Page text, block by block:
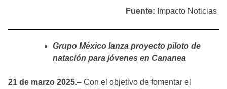
Fuente: Impacto Noticias
Grupo México lanza proyecto piloto de
natación para jóvenes en Cananea
21 de marzo 2025.– Con el objetivo de fomentar el